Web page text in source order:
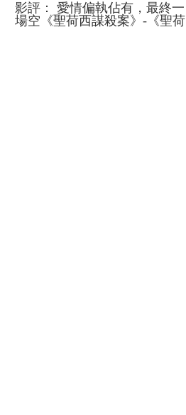
影評： 愛情偏執佔有，最終一
場空《聖荷西謀殺案》-《聖荷